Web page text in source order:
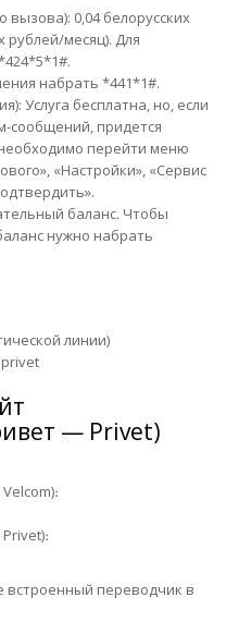
вызова): 0,04 белорусских
рублей/месяц). Для
набрать *441*1#.
Услуга бесплатна, но, если
сообщений, придется
перейти меню
«Настройки», «Сервис
баланс. Чтобы
нужно набрать
линии)
— Privet)
переводчик в